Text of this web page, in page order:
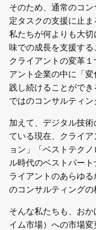
そのため、通常のコ
定タスクの支援に止ま
私たちが何よりも大
味での成長を支援する
クライアントの変革
アント企業の中に「
践し続けることがで
ではのコンサルティン
加えて、デジタル技
ている現在、クライ
ョン」「ベストテク
ル時代のベストパー
ライアントのあらゆ
のコンサルティングの
そんな私たちも、お
イム市場）への市場